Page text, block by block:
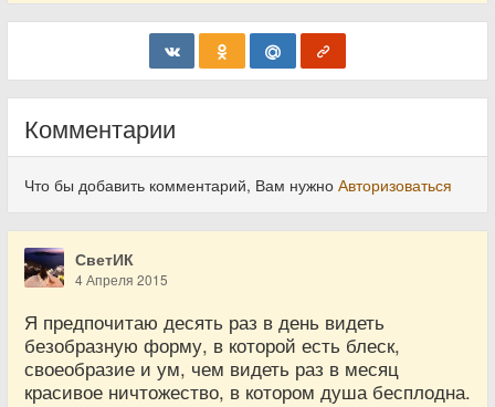
Комментарии
Что бы добавить комментарий, Вам нужно Авторизоваться
СветИК
4 Апреля 2015
Я предпочитаю десять раз в день видеть
безобразную форму, в которой есть блеск,
своеобразие и ум, чем видеть раз в месяц
красивое ничтожество, в котором душа бесплодна.